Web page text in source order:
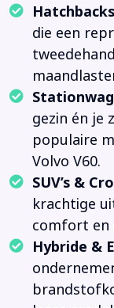
die een
gezin én je
populaire
Volvo V60.
SUV’s &
krachtige
comfort en
Hybride &